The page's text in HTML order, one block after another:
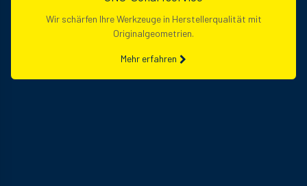
Wir schärfen Ihre Werkzeuge in Herstellerqualität mit
Originalgeometrien.
Mehr erfahren